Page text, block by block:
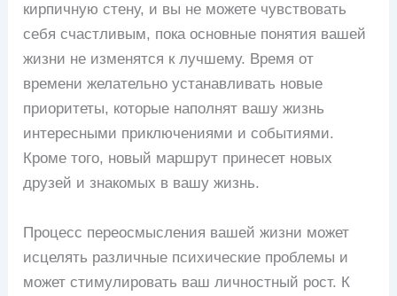
кирпичную стену, и вы не можете чувствовать
себя счастливым, пока основные понятия вашей
жизни не изменятся к лучшему. Время от
времени желательно устанавливать новые
приоритеты, которые наполнят вашу жизнь
интересными приключениями и событиями.
Кроме того, новый маршрут принесет новых
друзей и знакомых в вашу жизнь.
Процесс переосмысления вашей жизни может
исцелять различные психические проблемы и
может стимулировать ваш личностный рост. К